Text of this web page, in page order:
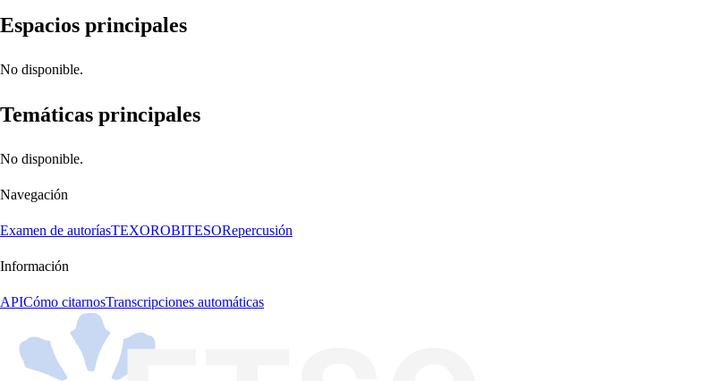
Espacios principales
No disponible.
Temáticas principales
No disponible.
Navegación
Examen de autoríasTEXOROBITESORepercusión
Información
APICómo citarnosTranscripciones automáticas